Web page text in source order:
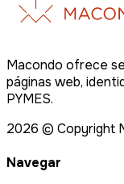
Macondo ofrece
páginas web,
PYMES.
2026 © Copyright
Navegar